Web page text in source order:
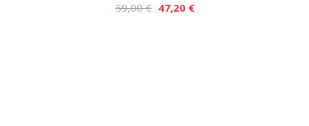
59,00 € 47,20 €